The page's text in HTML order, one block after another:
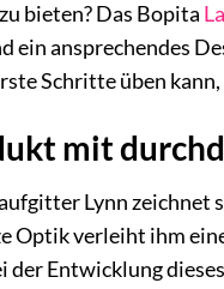
bieten? Das Bopita
ein ansprechendes
Schritte üben
mit
Lynn zeichnet
Optik verleiht ihm
der Entwicklung